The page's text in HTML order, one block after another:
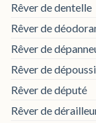
Rêver de dentelle
Rêver de
Rêver de
Rêver de
Rêver de député
Rêver de